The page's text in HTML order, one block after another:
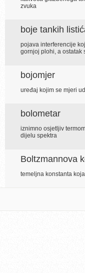
zvuka
boje tankih
pojava interferencije
gornjoj plohi, a ostatak
bojomjer
uređaj kojim se mjeri
bolometar
iznimno osjetljiv
dijelu spektra
Boltzmannova
temeljna konstanta